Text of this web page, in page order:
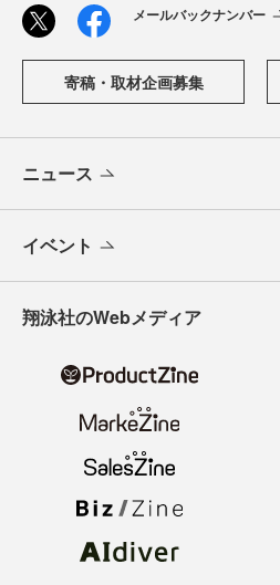
メールバックナンバー
寄稿・取材企画募集
ニュース
イベント
翔泳社のWebメディア